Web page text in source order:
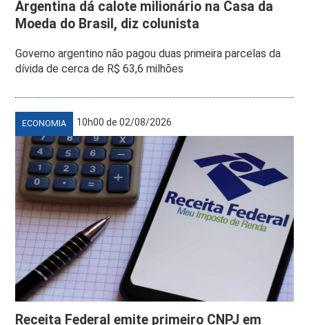
Argentina dá calote milionário na Casa da
Moeda do Brasil, diz colunista
Governo argentino não pagou duas primeira parcelas da
dívida de cerca de R$ 63,6 milhões
ECONOMIA 10h00 de 02/08/2026
Receita Federal emite primeiro CNPJ em